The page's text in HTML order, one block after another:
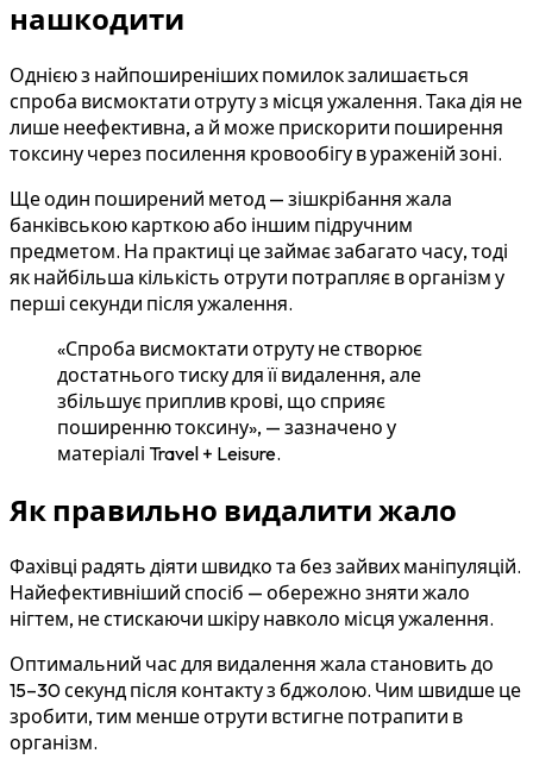
нашкодити
Однією з найпоширеніших помилок залишається
спроба висмоктати отруту з місця ужалення. Така дія не
лише неефективна, а й може прискорити поширення
токсину через посилення кровообігу в ураженій зоні.
Ще один поширений метод — зішкрібання жала
банківською карткою або іншим підручним
предметом. На практиці це займає забагато часу, тоді
як найбільша кількість отрути потрапляє в організм у
перші секунди після ужалення.
«Спроба висмоктати отруту не створює
достатнього тиску для її видалення, але
збільшує приплив крові, що сприяє
поширенню токсину», — зазначено у
матеріалі Travel + Leisure.
Як правильно видалити жало
Фахівці радять діяти швидко та без зайвих маніпуляцій.
Найефективніший спосіб — обережно зняти жало
нігтем, не стискаючи шкіру навколо місця ужалення.
Оптимальний час для видалення жала становить до
15–30 секунд після контакту з бджолою. Чим швидше це
зробити, тим менше отрути встигне потрапити в
організм.